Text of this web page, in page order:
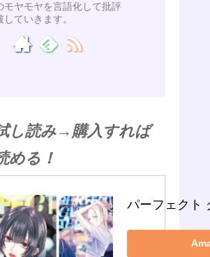
モヤモヤを言語化して批評
ていきます。
し読み→購入すれば
める！
パーフェクト